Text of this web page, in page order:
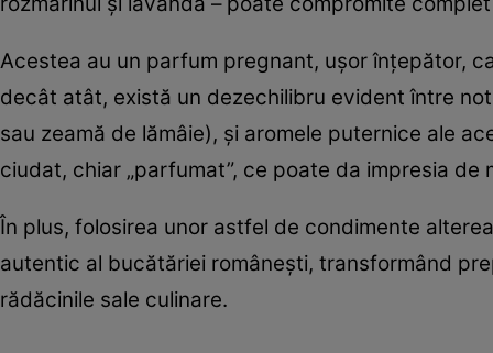
Acestea au un parfum pregnant, ușor înțepător,
decât atât, există un dezechilibru evident între
sau zeamă de lămâie), și aromele puternice ale
ciudat, chiar „parfumat”, ce poate da impresia de
În plus, folosirea unor astfel de condimente
autentic al bucătăriei românești, transformând
rădăcinile sale culinare.